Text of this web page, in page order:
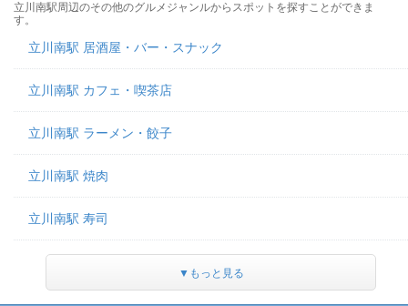
立川南駅周辺のその他のグルメジャンルからスポットを探すことができま
す。
立川南駅 居酒屋・バー・スナック
立川南駅 カフェ・喫茶店
立川南駅 ラーメン・餃子
立川南駅 焼肉
立川南駅 寿司
▼もっと見る